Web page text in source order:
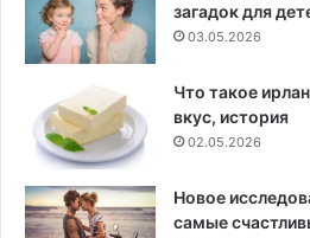
загадок для
03.05.2026
Что такое
вкус, история
02.05.2026
Новое
самые